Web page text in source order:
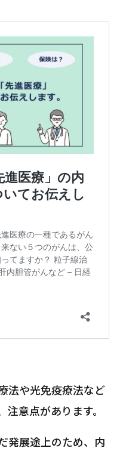
法や光免疫療法など
意点があります。
発展途上のため、内